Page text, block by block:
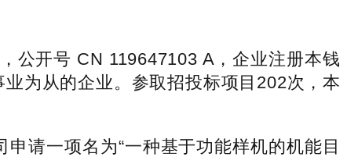
开号 CN 119647103 A，企业注册本钱
为从的企业。参取招投标项目202次，本
请一项名为“一种基于功能样机的机能目